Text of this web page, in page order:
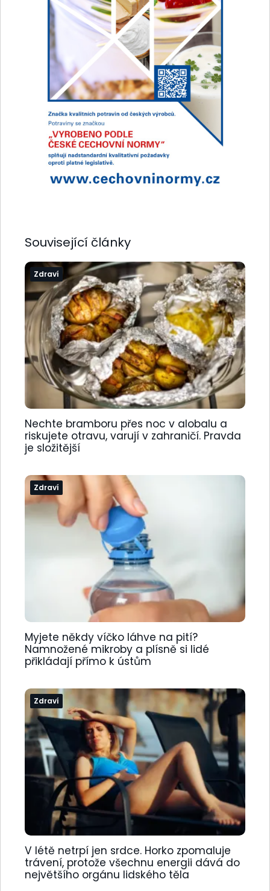
Související články
Zdraví
Nechte bramboru přes noc v alobalu a
riskujete otravu, varují v zahraničí. Pravda
je složitější
Zdraví
Myjete někdy víčko láhve na pití?
Namnožené mikroby a plísně si lidé
přikládají přímo k ústům
Zdraví
V létě netrpí jen srdce. Horko zpomaluje
trávení, protože všechnu energii dává do
největšího orgánu lidského těla